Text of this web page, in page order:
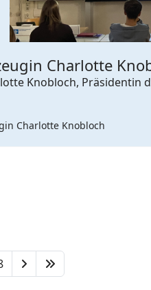
Charlotte
Knobloch,
Charlotte Knobloch